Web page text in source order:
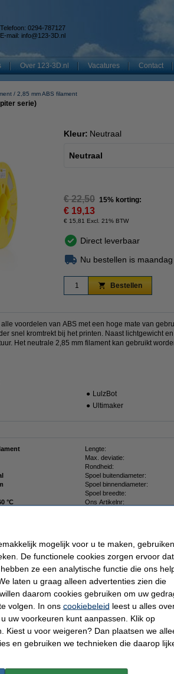
Telefoon: 0294-787127
E-mail: info@123-3D.nl
Over 123-3D.nl Vacatures Contact
2,85 mm ABS filament
serie)
Kleur: Neutraal
Neutraal
€ 22,50 15% korting:
€ 19,13
€ 15,81 Excl. 21% BTW
Direct leverbaar
Nu bestellen is
Bestellen
voordelen van ABS met een hoge mate van
snel kromtrekt bij het printen. Naast lichtgewicht
Het neutrale 2,85 mm filament kan gebruikt
● LulzBot
● Ultimaker
Lengte:
Max. deviatie:
Rondheid:
Spoel buitendiameter:
Spoel binnendiameter:
Spoel breedte:
°C Ons Artikelnr:
mogelijk voor u te maken,
De functionele cookies zorgen ervoor
ze een analytische functie die ons
laten u graag alleen advertenties zien die
daarom cookies gebruiken om uw
volgen. In ons cookiebeleid leest u alles
uw voorkeuren kunt aanpassen. Klik op
Kiest u voor weigeren? Dan plaatsen we
en gebruiken we technieken die daarop